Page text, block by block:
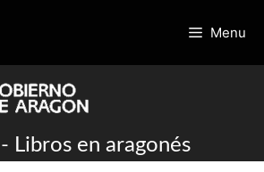
Menu
Libros en aragonés